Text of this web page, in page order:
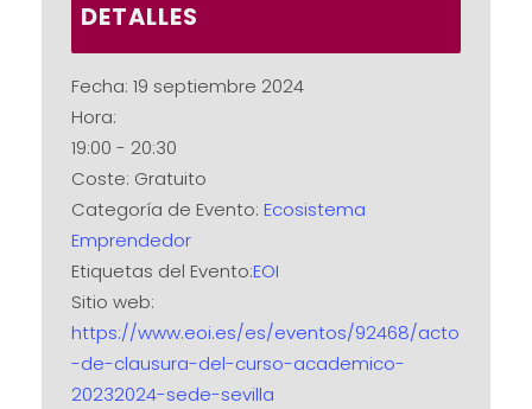
DETALLES
Fecha: 19 septiembre 2024
Hora:
19:00 - 20:30
Coste: Gratuito
Categoría de Evento: Ecosistema
Emprendedor
Etiquetas del Evento:EOI
Sitio web:
https://www.eoi.es/es/eventos/92468/acto
-de-clausura-del-curso-academico-
20232024-sede-sevilla